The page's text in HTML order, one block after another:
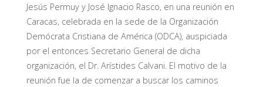
Jesús Permuy y José Ignacio Rasco, en una reunión en
Caracas, celebrada en la sede de la Organización
Demócrata Cristiana de América (ODCA), auspiciada
por el entonces Secretario General de dicha
organización, el Dr. Arístides Calvani. El motivo de la
reunión fue la de comenzar a buscar los caminos